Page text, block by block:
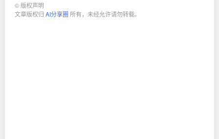
© 版权声明
文章版权归 AI分享圈 所有，未经允许请勿转载。